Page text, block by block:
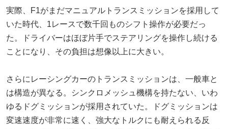
実際、F1がまだマニュアルトランスミッションを採用して
いた時代、1レースで数千回ものシフト操作が必要だっ
た。ドライバーはほぼ片手でステアリングを操作し続ける
ことになり、その負担は想像以上に大きい。
さらにレーシングカーのトランスミッションは、一般車と
は構造が異なる。シンクロメッシュ機構を持たない、いわ
ゆるドグミッションが採用されていた。ドグミッションは
変速速度が非常に速く、強大なトルクにも耐えられる反